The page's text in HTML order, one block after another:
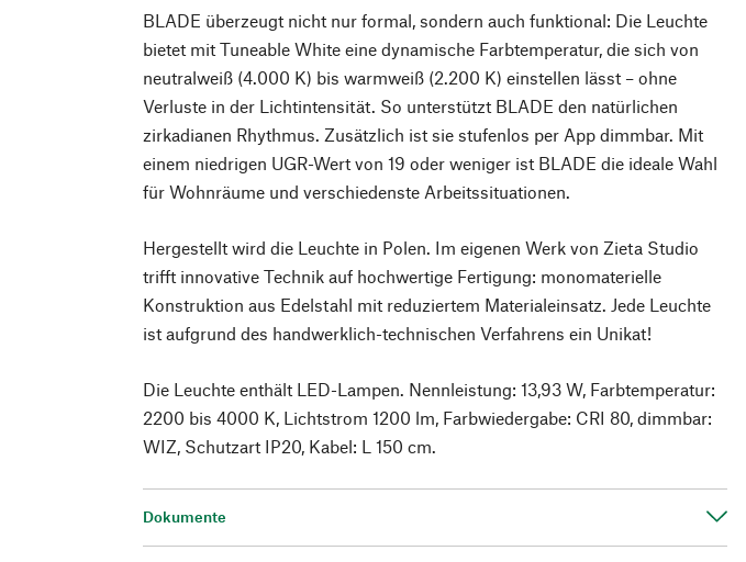
BLADE überzeugt nicht nur formal, sondern auch funktional: Die Leuchte
bietet mit Tuneable White eine dynamische Farbtemperatur, die sich von
neutralweiß (4.000 K) bis warmweiß (2.200 K) einstellen lässt – ohne
Verluste in der Lichtintensität. So unterstützt BLADE den natürlichen
zirkadianen Rhythmus. Zusätzlich ist sie stufenlos per App dimmbar. Mit
einem niedrigen UGR-Wert von 19 oder weniger ist BLADE die ideale Wahl
für Wohnräume und verschiedenste Arbeitssituationen.
Hergestellt wird die Leuchte in Polen. Im eigenen Werk von Zieta Studio
trifft innovative Technik auf hochwertige Fertigung: monomaterielle
Konstruktion aus Edelstahl mit reduziertem Materialeinsatz. Jede Leuchte
ist aufgrund des handwerklich-technischen Verfahrens ein Unikat!
Die Leuchte enthält LED-Lampen. Nennleistung: 13,93 W, Farbtemperatur:
2200 bis 4000 K, Lichtstrom 1200 lm, Farbwiedergabe: CRI 80, dimmbar:
WIZ, Schutzart IP20, Kabel: L 150 cm.
Dokumente